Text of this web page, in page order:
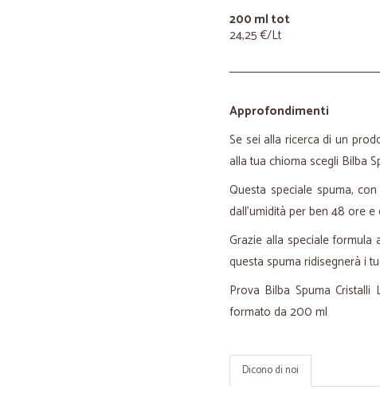
200 ml tot
24,25 €/Lt
Approfondimenti
Se sei alla ricerca di un
alla tua chioma scegli Bilba
Questa speciale spuma,
dall’umidità per ben 48 ore
Grazie alla speciale formula
questa spuma ridisegnerà i
Prova Bilba Spuma
formato da 200 ml
Dicono di noi